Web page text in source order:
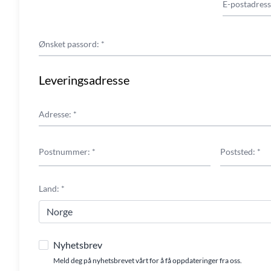
E-
Ønsket passord: *
Leveringsadresse
Adresse: *
Postnummer: * Poststed: *
Land: *
Nyhetsbrev
Meld deg på nyhetsbrevet vårt for å få oppdateringer fra oss.